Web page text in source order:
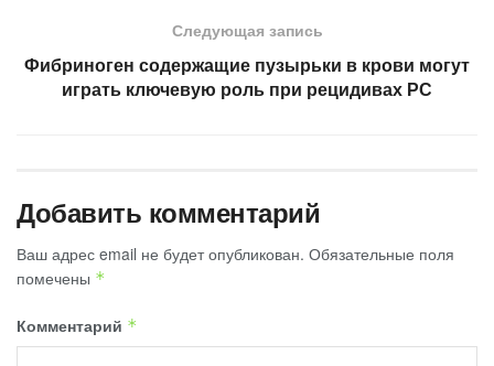
Следующая запись
Фибриноген содержащие пузырьки в крови могут
играть ключевую роль при рецидивах РС
Добавить комментарий
Ваш адрес email не будет опубликован. Обязательные поля
помечены *
Комментарий *